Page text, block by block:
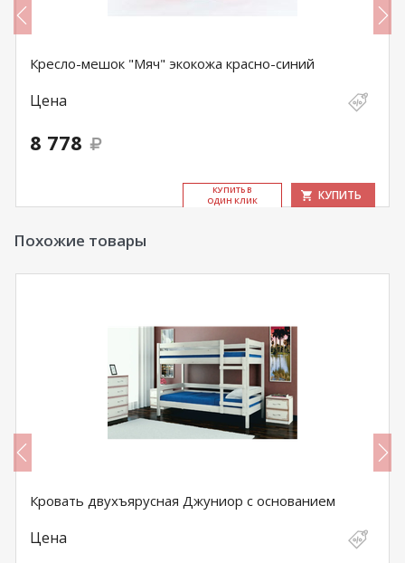
Кресло-мешок "Мяч" экокожа красно-синий
Цена
8 778
КУ­ПИТЬ В
ОДИН КЛИК
КУПИТЬ
Похожие товары
Кровать двухъярусная Джуниор с основанием
Цена